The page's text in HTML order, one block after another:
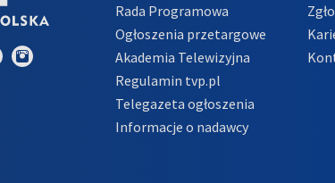
Rada Programowa
Ogłoszenia przetargowe
Akademia Telewizyjna
Regulamin tvp.pl
Telegazeta ogłoszenia
Informacje o nadawcy